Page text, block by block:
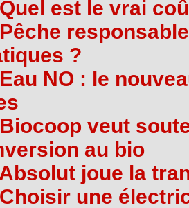
Quel est le vrai
Pêche
?
Eau NO : le
Biocoop veut
au bio
Absolut joue la
Choisir une